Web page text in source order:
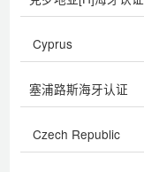
Cyprus
塞浦路斯海牙认证
Czech Republic